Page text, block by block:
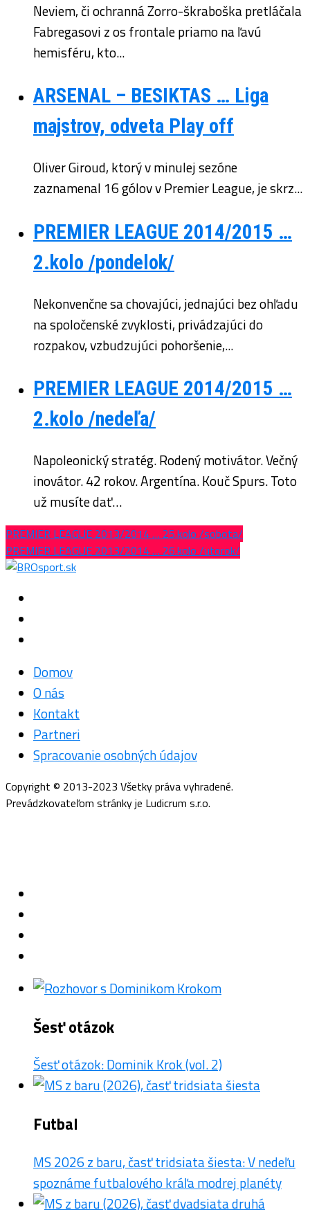
Neviem, či ochranná Zorro-škraboška pretláčala
Fabregasovi z os frontale priamo na ľavú
hemisféru, kto...
ARSENAL – BESIKTAS … Liga
majstrov, odveta Play off
Oliver Giroud, ktorý v minulej sezóne
zaznamenal 16 gólov v Premier League, je skrz...
PREMIER LEAGUE 2014/2015 …
2.kolo /pondelok/
Nekonvenčne sa chovajúci, jednajúci bez ohľadu
na spoločenské zvyklosti, privádzajúci do
rozpakov, vzbudzujúci pohoršenie,...
PREMIER LEAGUE 2014/2015 …
2.kolo /nedeľa/
Napoleonický stratég. Rodený motivátor. Večný
inovátor. 42 rokov. Argentína. Kouč Spurs. Toto
už musíte dať…
PREMIER LEAGUE 2013/2014 … 25.kolo /sobota/
PREMIER LEAGUE 2013/2014 … 26.kolo /utorok/
Domov
O nás
Kontakt
Partneri
Spracovanie osobných údajov
Copyright © 2013-2023 Všetky práva vyhradené.
Prevádzkovateľom stránky je Ludicrum s.r.o.
Šesť otázok
Šesť otázok: Dominik Krok (vol. 2)
Futbal
MS 2026 z baru, časť tridsiata šiesta: V nedeľu
spoznáme futbalového kráľa modrej planéty